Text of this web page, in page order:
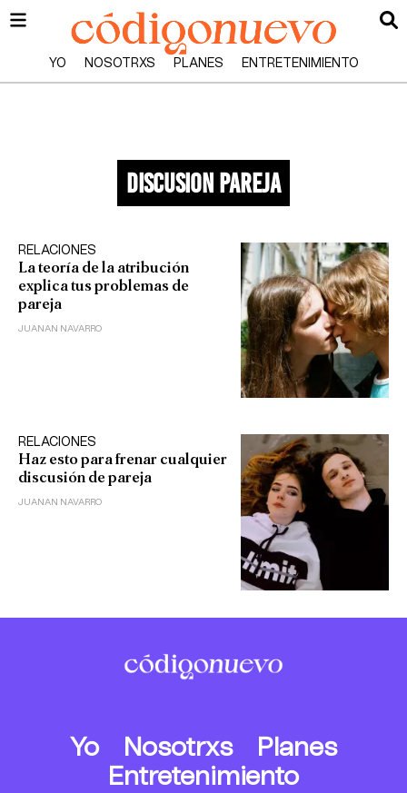
YO NOSOTRXS PLANES ENTRETENIMIENTO
discusion pareja
RELACIONES
La teoría de la atribución
explica tus problemas de
pareja
JUANAN NAVARRO
RELACIONES
Haz esto para frenar cualquier
discusión de pareja
JUANAN NAVARRO
Yo Nosotrxs
Planes
Entretenimiento